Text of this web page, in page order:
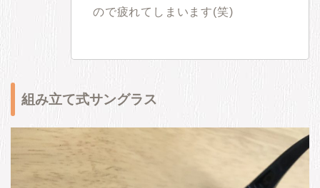
ので疲れてしまいます(笑)
組み立て式サングラス